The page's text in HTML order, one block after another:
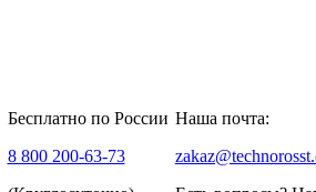
Бесплатно по России
8 800 200-63-73
Наша почта: